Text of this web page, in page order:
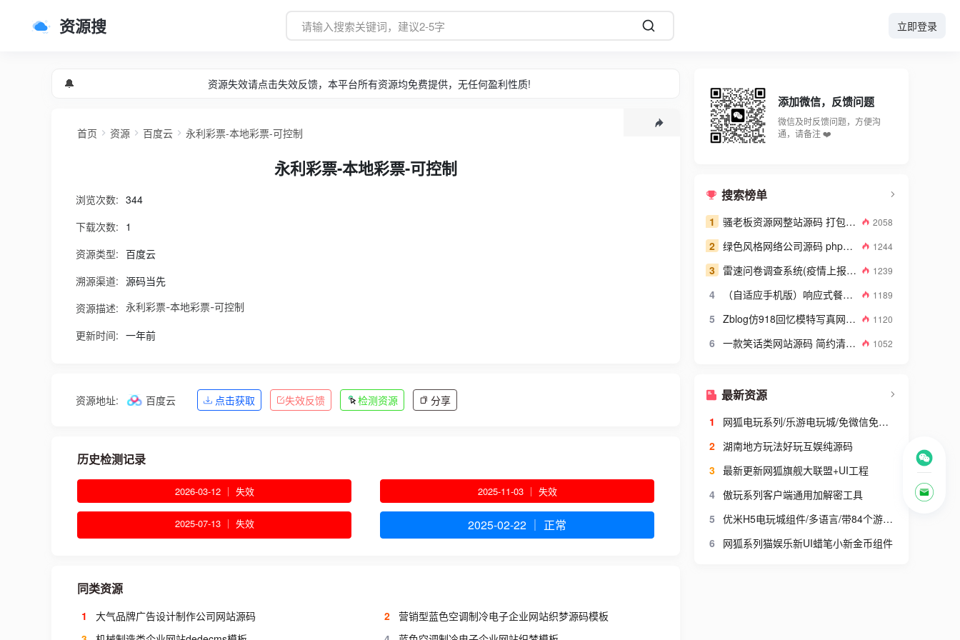
资源搜 立即登录
🔔 资源失效请点击失效反馈，本平台所有资源均免费提供，无任何盈利性质!
首页 资源 百度云 永利彩票-本地彩票-可控制
永利彩票-本地彩票-可控制
浏览次数: 344
下载次数: 1
资源类型: 百度云
溯源渠道: 源码当先
资源描述:
永利彩票-本地彩票-可控制
更新时间: 一年前
资源地址: 百度云 点击获取 失效反馈 检测资源 分享
历史检测记录
2026-03-12 ｜ 失效 2025-11-03 ｜ 失效
2025-07-13 ｜ 失效 2025-02-22 ｜ 正常
同类资源
1 大气品牌广告设计制作公司网站源码 2 营销型蓝色空调制冷电子企业网站织梦源码模板
添加微信，反馈问题
微信及时反馈问题，方便沟
通，请备注 ❤️
搜索榜单
1 骚老板资源网整站源码 打包数据高达2GB 2058
2 绿色风格网络公司源码 php网络建站公司源码 1244
3 雷速问卷调查系统(疫情上报系统) v7.08 1239
4 （自适应手机版）响应式餐饮美食企业网站源码 餐饮品牌连锁机构织梦模板 1189
5 Zblog仿918回忆模特写真网带整站数据图库系统源码 1120
6 一款笑话类网站源码 简约清爽的织梦笑话网站模板 1052
最新资源
1
网狐电玩系列/乐游电玩城/免微信免短信登陆
2 湖南地方玩法好玩互娱纯源码
3 最新更新网狐旗舰大联盟+UI工程
4 傲玩系列客户端通用加解密工具
5
优米H5电玩城组件/多语言/带84个游戏/后台带控+搭建视频教程
6 网狐系列猫娱乐新UI蜡笔小新金币组件